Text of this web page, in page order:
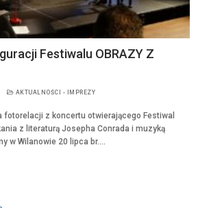
Festiwalu OBRAZY Z
AKTUALNOŚCI - IMPREZY
fotorelacji z koncertu otwierającego Festiwal
z literaturą Josepha Conrada i muzyką
w Wilanowie 20 lipca br.…